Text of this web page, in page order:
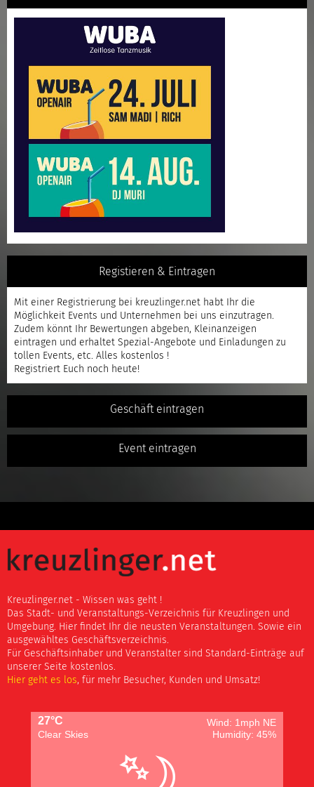
Registieren & Eintragen
Mit einer Registrierung bei kreuzlinger.net habt Ihr die
Möglichkeit Events und Unternehmen bei uns einzutragen.
Zudem könnt Ihr Bewertungen abgeben, Kleinanzeigen
eintragen und erhaltet Spezial-Angebote und Einladungen zu
tollen Events, etc. Alles kostenlos !
Registriert Euch noch heute!
Geschäft eintragen
Event eintragen
Kreuzlinger.net - Wissen was geht !
Das Stadt- und Veranstaltungs-Verzeichnis für Kreuzlingen und
Umgebung. Hier findet Ihr die neusten Veranstaltungen. Sowie ein
ausgewähltes Geschäftsverzeichnis.
Für Geschäftsinhaber und Veranstalter sind Standard-Einträge auf
unserer Seite kostenlos.
Hier geht es los, für mehr Besucher, Kunden und Umsatz!
27°C
Wind: 1mph NE
Clear Skies
Humidity: 45%